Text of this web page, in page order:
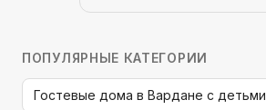
ПОПУЛЯРНЫЕ КАТЕГОРИИ
Гостевые дома в Вардане с детьми